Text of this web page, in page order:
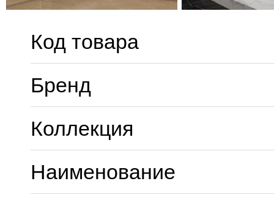
Код товара
Бренд
Коллекция
Наименование